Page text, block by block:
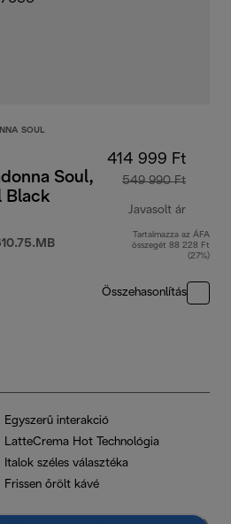
SOUL
Soul,
Black
414 999 Ft
549 990 Ft
Javasolt ár
eredeti
Tartalmazza az ÁFA
összegét 88 228 Ft
(27%)
Összehasonlítás
Egyszerű interakció
LatteCrema Hot Technológia
Italok széles választéka
Frissen őrölt kávé